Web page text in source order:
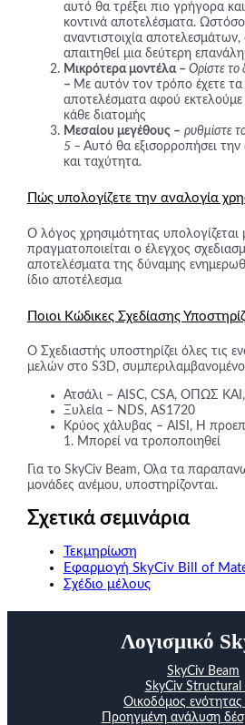
αυτό θα τρέξει πιο γρήγορα
κοντινά αποτελέσματα.
αναντιστοιχία
απαιτηθεί μια δεύτερη
Μικρότερα μοντέλα – Ορίστε
– Με αυτόν τον τρόπο έχετε τα
αποτελέσματα αφού
κάθε διατομής
Μεσαίου μεγέθους – ρυθμίστε
5 – Αυτό θα εξισορροπήσει την
και ταχύτητα.
Πώς υπολογίζετε την αναλογία
Ο λόγος χρησιμότητας υπολογίζεται
πραγματοποιείται ο έλεγχος
αποτελέσματα της δύναμης
ίδιο αποτέλεσμα
Ποιοι Κώδικες Σχεδίασης
Ο Σχεδιαστής υποστηρίζει όλες τις
μελών στο S3D,
Ατσάλι – AISC, CSA, ΟΠΩΣ ΚΑΙ,
Ξυλεία – NDS, AS1720
Κρύος χάλυβας – AISI, Η
1. Μπορεί να τροποποιηθεί
Για το SkyCiv Beam, Ολα τα
μονάδες ανέμου, υποστηρίζονται.
Σχετικά σεμινάρια
Τεκμηρίωση
Εφαρμογή SkyCiv Bill of
Σχέδιο μέλους
Λογισμικό
SkyCiv Beam
SkyCiv Structural
Οικοδόμος ενότητας
Προηγμένη ανάλυση